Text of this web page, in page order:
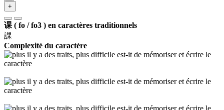
+
课 ( fo / fo3 ) en caractères traditionnels
課
Complexité du caractère